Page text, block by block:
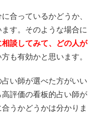
合っているかどうか、
す。そのような場合に
談してみて、どの人が
も有効かと思います。
い師が選べた方がいい
評価の看板的占い師が
うかどうかは分かりま